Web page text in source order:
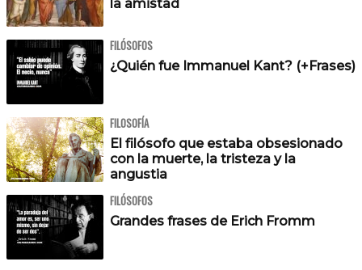
la amistad
FILÓSOFOS
¿Quién fue Immanuel Kant? (+Frases)
FILOSOFÍA
El filósofo que estaba obsesionado
con la muerte, la tristeza y la
angustia
FILÓSOFOS
Grandes frases de Erich Fromm